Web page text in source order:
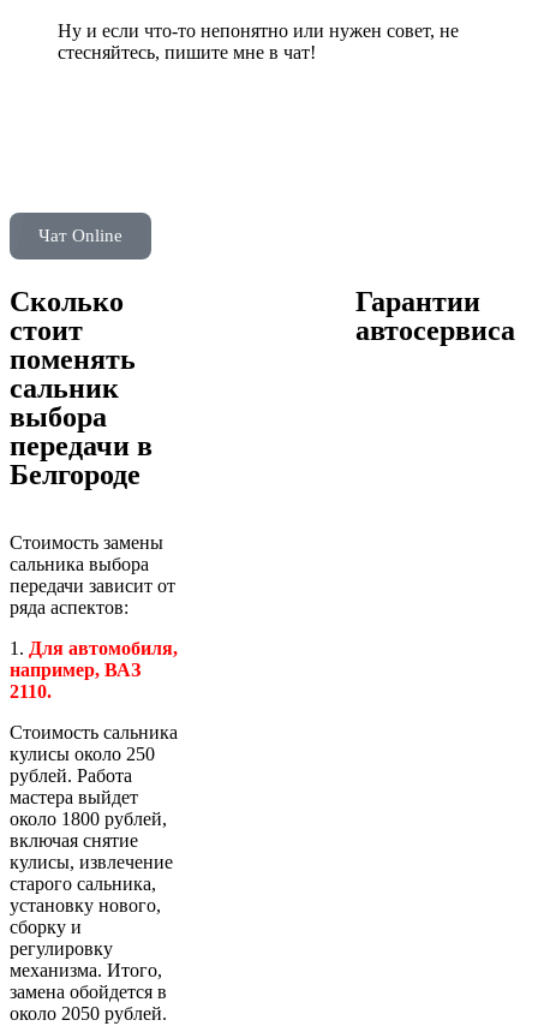
Ну и если что-то непонятно или нужен совет, не
стесняйтесь, пишите мне в чат!
Чат Online
Сколько
стоит
поменять
сальник
выбора
передачи в
Белгороде
Стоимость замены
сальника выбора
передачи зависит от
ряда аспектов:
1. Для автомобиля,
например, ВАЗ
2110.
Стоимость сальника
кулисы около 250
рублей. Работа
мастера выйдет
около 1800 рублей,
включая снятие
кулисы, извлечение
старого сальника,
установку нового,
сборку и
регулировку
механизма. Итого,
замена обойдется в
около 2050 рублей.
Гарантии
автосервиса